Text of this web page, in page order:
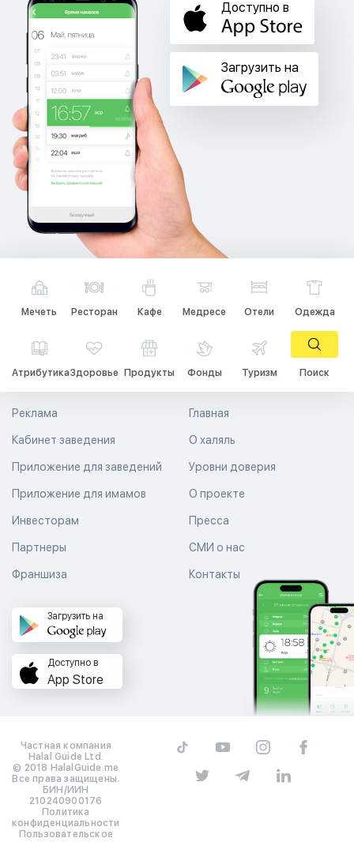
Доступно в
Загрузить на
Мечеть Ресторан Кафе Медресе Отели Одежда
АтрибутикаЗдоровье Продукты Фонды Туризм Поиск
Главная
О халяль
Уровни доверия
Реклама
Кабинет заведения
Приложение для заведений
Приложение для имамов О проекте
Пресса
СМИ о нас
Контакты
Инвесторам
Партнеры
Франшиза
Загрузить на
Доступно в
App Store
Частная компания
Halal Guide Ltd.
© 2018 HalalGuide.me
Все права защищены.
БИН/ИИН
210240900176
Политика
конфиденциальности
Пользовательское